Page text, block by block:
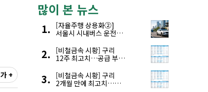
가 +
많이 본 뉴스
[자율주행 상용화②]
서울시 시내버스 운전자
해결한다
[비철금속 시황] 구리
12주 최고치…공급 부족
[비철금속 시황] 구리
2개월 만에 최고치…